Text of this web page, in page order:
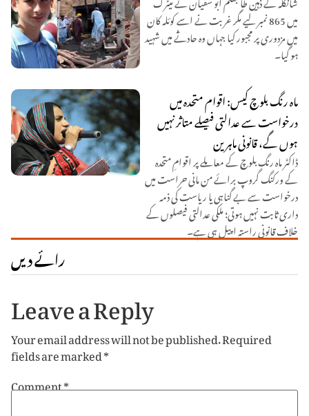
میں 865 نمبر لیے مگر غربت نے اسے کوئلہ کان
میں مزدوری پر مجبور کیا جہاں وہ حادثے میں شہید
ہو گیا۔
ماہ رنگ بلوچ کیس: اقوام متحدہ میں
درخواست سے عدالتی فیصلے متاثر نہیں
ہوں گے، قانونی ماہرین
ڈاکٹر ماہ رنگ بلوچ کے معاملے پر اقوامِ متحدہ
کے ورکنگ گروپ برائے من مانی حراست میں
درخواست سے بے گناہی یا ریاست کی ذمہ
داری ثابت نہیں ہوتی؛ ملکی عدالتی فیصلوں کے
خلاف قانونی راستہ اپیل ہی ہے۔
رائے دیں
Leave a Reply
Your email address will not be published.Required
fields are marked*
Comment*